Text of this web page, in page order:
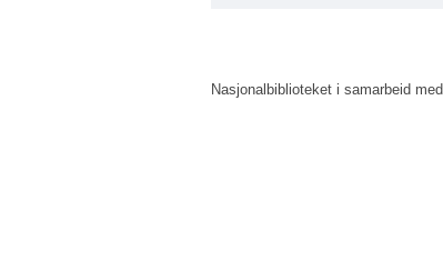
Nasjonalbiblioteket i samarbeid med